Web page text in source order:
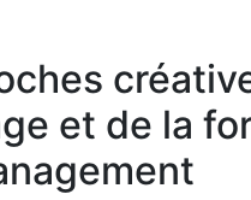
et de la